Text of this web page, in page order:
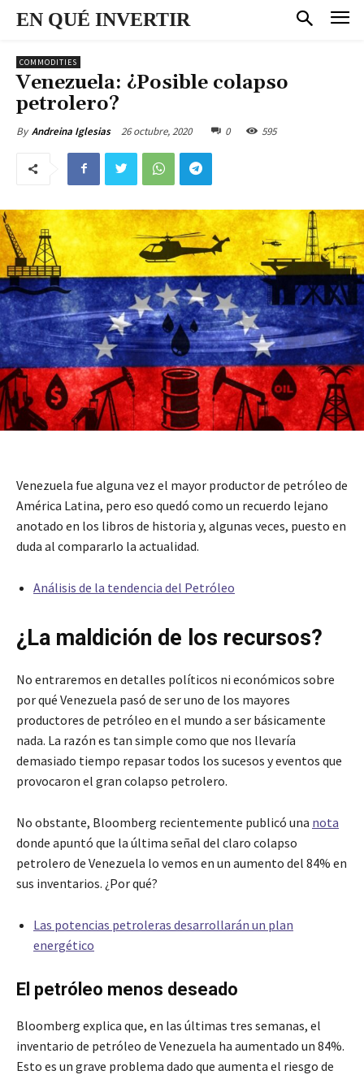
EN QUÉ INVERTIR
COMMODITIES
Venezuela: ¿Posible colapso
petrolero?
By Andreina Iglesias 26 octubre, 2020 0 595
Venezuela fue alguna vez el mayor productor de petróleo de
América Latina, pero eso quedó como un recuerdo lejano
anotado en los libros de historia y, algunas veces, puesto en
duda al compararlo la actualidad.
Análisis de la tendencia del Petróleo
¿La maldición de los recursos?
No entraremos en detalles políticos ni económicos sobre
por qué Venezuela pasó de ser uno de los mayores
productores de petróleo en el mundo a ser básicamente
nada. La razón es tan simple como que nos llevaría
demasiado tiempo repasar todos los sucesos y eventos que
provocaron el gran colapso petrolero.
No obstante, Bloomberg recientemente publicó una nota
donde apuntó que la última señal del claro colapso
petrolero de Venezuela lo vemos en un aumento del 84% en
sus inventarios. ¿Por qué?
Las potencias petroleras desarrollarán un plan
energético
El petróleo menos deseado
Bloomberg explica que, en las últimas tres semanas, el
inventario de petróleo de Venezuela ha aumentado un 84%.
Esto es un grave problema dado que aumenta el riesgo de